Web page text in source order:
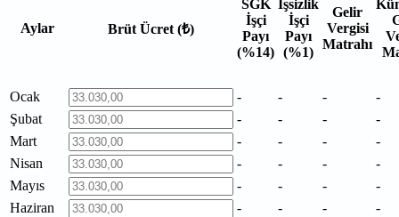
Aylar Brüt Ücret (₺)
SGK
İşçi
Payı
(%14)
İşsizlik
İşçi
Payı
(%1)
Gelir
Vergisi
Matrahı
Ocak - - -
-
Şubat
- - -
-
Mart
- - -
-
Nisan
- - -
-
Mayıs
- - -
-
Haziran
- - -
-